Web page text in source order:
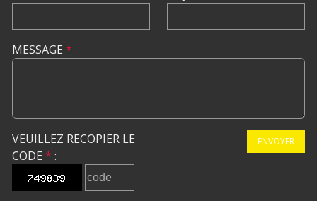
MESSAGE *
VEUILLEZ RECOPIER LE
CODE * :
ENVOYER